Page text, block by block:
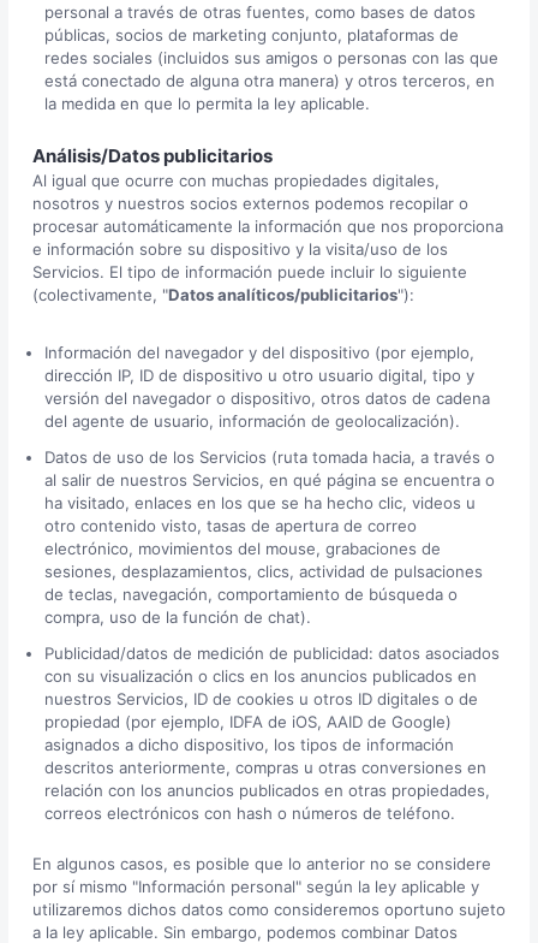
personal a través de otras fuentes, como bases de datos
públicas, socios de marketing conjunto, plataformas de
redes sociales (incluidos sus amigos o personas con las que
está conectado de alguna otra manera) y otros terceros, en
la medida en que lo permita la ley aplicable.
Análisis/Datos publicitarios
Al igual que ocurre con muchas propiedades digitales,
nosotros y nuestros socios externos podemos recopilar o
procesar automáticamente la información que nos proporciona
e información sobre su dispositivo y la visita/uso de los
Servicios. El tipo de información puede incluir lo siguiente
(colectivamente, "Datos analíticos/publicitarios"):
Información del navegador y del dispositivo (por ejemplo,
dirección IP, ID de dispositivo u otro usuario digital, tipo y
versión del navegador o dispositivo, otros datos de cadena
del agente de usuario, información de geolocalización).
Datos de uso de los Servicios (ruta tomada hacia, a través o
al salir de nuestros Servicios, en qué página se encuentra o
ha visitado, enlaces en los que se ha hecho clic, videos u
otro contenido visto, tasas de apertura de correo
electrónico, movimientos del mouse, grabaciones de
sesiones, desplazamientos, clics, actividad de pulsaciones
de teclas, navegación, comportamiento de búsqueda o
compra, uso de la función de chat).
Publicidad/datos de medición de publicidad: datos asociados
con su visualización o clics en los anuncios publicados en
nuestros Servicios, ID de cookies u otros ID digitales o de
propiedad (por ejemplo, IDFA de iOS, AAID de Google)
asignados a dicho dispositivo, los tipos de información
descritos anteriormente, compras u otras conversiones en
relación con los anuncios publicados en otras propiedades,
correos electrónicos con hash o números de teléfono.
En algunos casos, es posible que lo anterior no se considere
por sí mismo "Información personal" según la ley aplicable y
utilizaremos dichos datos como consideremos oportuno sujeto
a la ley aplicable. Sin embargo, podemos combinar Datos